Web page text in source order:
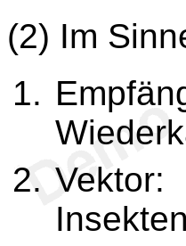
(2) Im
Vektor: